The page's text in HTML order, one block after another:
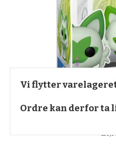
Pris
Vi flytter
Ordre kan derfor ta